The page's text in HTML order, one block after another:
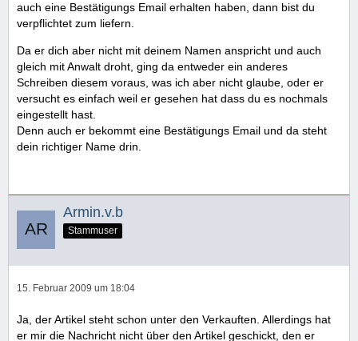
auch eine Bestätigungs Email erhalten haben, dann bist du
verpflichtet zum liefern.
Da er dich aber nicht mit deinem Namen anspricht und auch
gleich mit Anwalt droht, ging da entweder ein anderes
Schreiben diesem voraus, was ich aber nicht glaube, oder er
versucht es einfach weil er gesehen hat dass du es nochmals
eingestellt hast.
Denn auch er bekommt eine Bestätigungs Email und da steht
dein richtiger Name drin.
Armin.v.b
Stammuser
15. Februar 2009 um 18:04
Ja, der Artikel steht schon unter den Verkauften. Allerdings hat
er mir die Nachricht nicht über den Artikel geschickt, den er